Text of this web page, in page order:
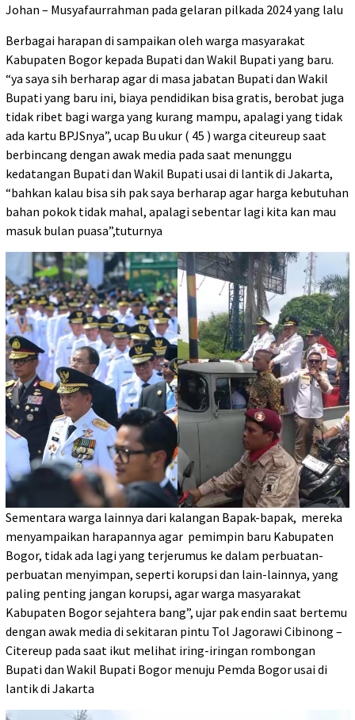
Johan – Musyafaurrahman pada gelaran pilkada 2024 yang lalu
Berbagai harapan di sampaikan oleh warga masyarakat
Kabupaten Bogor kepada Bupati dan Wakil Bupati yang baru.
“ya saya sih berharap agar di masa jabatan Bupati dan Wakil
Bupati yang baru ini, biaya pendidikan bisa gratis, berobat juga
tidak ribet bagi warga yang kurang mampu, apalagi yang tidak
ada kartu BPJSnya”, ucap Bu ukur ( 45 ) warga citeureup saat
berbincang dengan awak media pada saat menunggu
kedatangan Bupati dan Wakil Bupati usai di lantik di Jakarta,
“bahkan kalau bisa sih pak saya berharap agar harga kebutuhan
bahan pokok tidak mahal, apalagi sebentar lagi kita kan mau
masuk bulan puasa”,tuturnya
Sementara warga lainnya dari kalangan Bapak-bapak, mereka
menyampaikan harapannya agar pemimpin baru Kabupaten
Bogor, tidak ada lagi yang terjerumus ke dalam perbuatan-
perbuatan menyimpan, seperti korupsi dan lain-lainnya, yang
paling penting jangan korupsi, agar warga masyarakat
Kabupaten Bogor sejahtera bang”, ujar pak endin saat bertemu
dengan awak media di sekitaran pintu Tol Jagorawi Cibinong –
Citereup pada saat ikut melihat iring-iringan rombongan
Bupati dan Wakil Bupati Bogor menuju Pemda Bogor usai di
lantik di Jakarta